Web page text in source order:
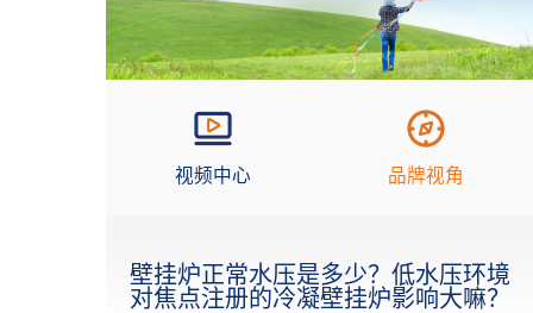
视频中心 品牌视角
壁挂炉正常水压是多少？低水压环境
对焦点注册的冷凝壁挂炉影响大嘛？